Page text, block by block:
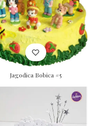
Jagodica Bobica #5